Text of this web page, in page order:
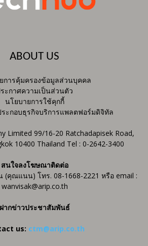
ABOUT US
การคุ้มครองข้อมูลส่วนบุคคล
ะกาศความเป็นส่วนตัว
นโยบายการใช้คุกกี้
ระกอบธุรกิจบริการแพลตฟอร์มดิจิทัล
Limited 99/16-20 Ratchadapisek Road,
10400 Thailand Tel : 0-2642-3400
สนใจลงโฆษณาติดต่อ
คุณแนน) โทร. 08-1668-2221 หรือ email :
wanvisak@arip.co.th
ฝากข่าวประชาสัมพันธ์
us: ctm@arip.co.th